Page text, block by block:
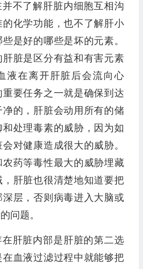
并不了解肝脏内细胞互相沟
化学功能，也不了解肝小
是好的哪些是坏的元素。
脏是区分有益和有害元素
液在离开肝脏后会流向心
要任务之一就是确保到达
的，肝脏会动用所有的储
处理毒素的威胁，因为如
对健康造成很大的威胁。
农药等毒性最大的威胁埋藏
肝脏也很清楚地知道要把
层，否则病毒进入大脑或
问题。
肝脏内部是肝脏的第二选
血液过滤过程中就能够把